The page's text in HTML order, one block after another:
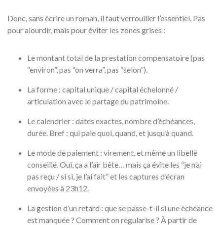
Donc, sans écrire un roman, il faut verrouiller l’essentiel. Pas
pour alourdir, mais pour éviter les zones grises :
Le montant total de la prestation compensatoire (pas
“environ”, pas “on verra”, pas “selon”).
La forme : capital unique / capital échelonné /
articulation avec le partage du patrimoine.
Le calendrier : dates exactes, nombre d’échéances,
durée. Bref : qui paie quoi, quand, et jusqu’à quand.
Le mode de paiement : virement, et même un libellé
conseillé. Oui, ça a l’air bête… mais ça évite les “je n’ai
pas reçu / si si, je l’ai fait” et les captures d’écran
envoyées à 23h12.
La gestion d’un retard : que se passe-t-il si une échéance
est manquée ? Comment on régularise ? À partir de